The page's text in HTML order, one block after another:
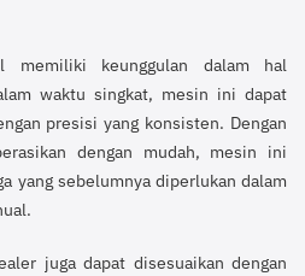
keunggulan dalam hal
waktu singkat, mesin ini dapat
presisi yang konsisten. Dengan
dengan mudah, mesin ini
yang sebelumnya diperlukan dalam
juga dapat disesuaikan dengan